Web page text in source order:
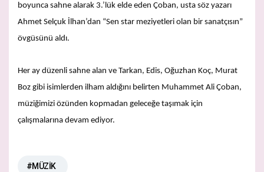
boyunca sahne alarak 3.’lük elde eden Çoban, usta söz yazarı
Ahmet Selçuk İlhan’dan “Sen star meziyetleri olan bir sanatçısın”
övgüsünü aldı.
Her ay düzenli sahne alan ve Tarkan, Edis, Oğuzhan Koç, Murat
Boz gibi isimlerden ilham aldığını belirten Muhammet Ali Çoban,
müziğimizi özünden kopmadan geleceğe taşımak için
çalışmalarına devam ediyor.
#MÜZİK